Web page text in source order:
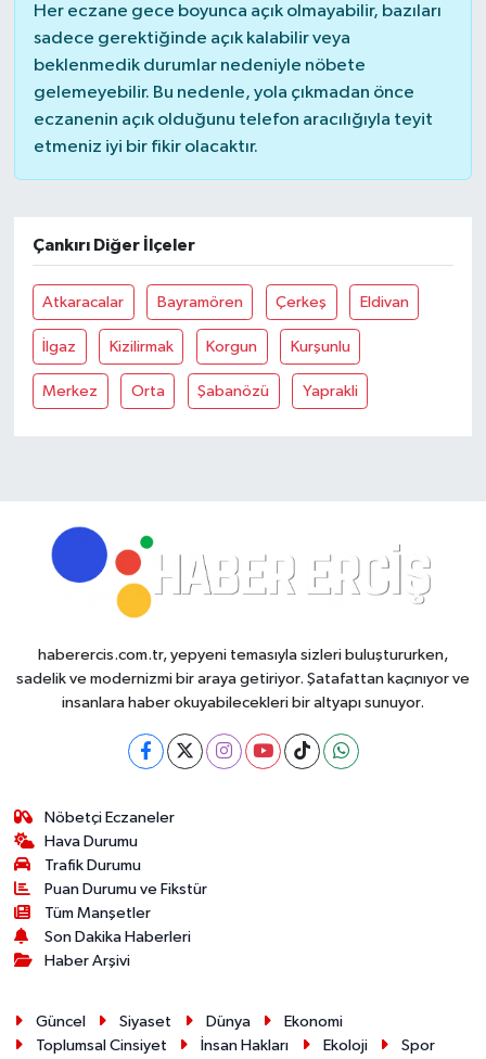
Her eczane gece boyunca açık olmayabilir, bazıları
sadece gerektiğinde açık kalabilir veya
beklenmedik durumlar nedeniyle nöbete
gelemeyebilir. Bu nedenle, yola çıkmadan önce
eczanenin açık olduğunu telefon aracılığıyla teyit
etmeniz iyi bir fikir olacaktır.
Çankırı Diğer İlçeler
Atkaracalar Bayramören Çerkeş Eldivan
İlgaz Kizilirmak Korgun Kurşunlu
Merkez Orta Şabanözü Yaprakli
haberercis.com.tr, yepyeni temasıyla sizleri buluştururken,
sadelik ve modernizmi bir araya getiriyor. Şatafattan kaçınıyor ve
insanlara haber okuyabilecekleri bir altyapı sunuyor.
Nöbetçi Eczaneler
Hava Durumu
Trafik Durumu
Puan Durumu ve Fikstür
Tüm Manşetler
Son Dakika Haberleri
Haber Arşivi
Güncel Siyaset Dünya
Ekonomi
Toplumsal Cinsiyet
İnsan Hakları Ekoloji
Spor